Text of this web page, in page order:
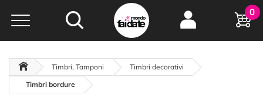
Hobby e
creatività...
oltre 15 anni online
0
Timbri, Tamponi
Timbri decorativi
Timbri bordure